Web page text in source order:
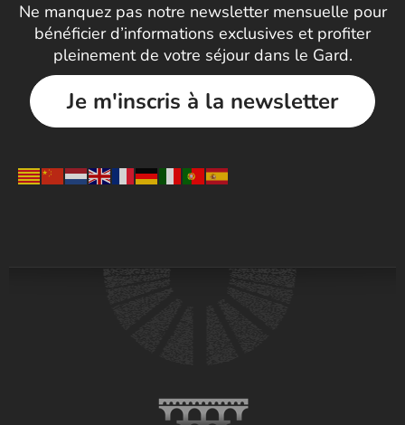
Ne manquez pas notre newsletter mensuelle pour
bénéficier d’informations exclusives et profiter
pleinement de votre séjour dans le Gard.
Je m'inscris à la newsletter